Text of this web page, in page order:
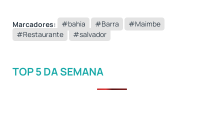
Marcadores: #bahia #Barra
#Maimbe
#Restaurante
#salvador
TOP 5 DA SEMANA